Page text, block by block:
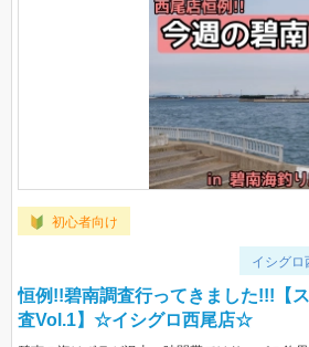
初心者向け
イシグロ
恒例!!碧南調査行ってきました!!!【
査Vol.1】☆イシグロ西尾店☆